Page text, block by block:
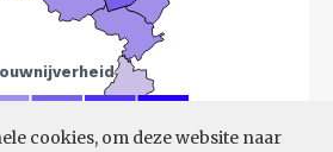
cookies, om deze website naar